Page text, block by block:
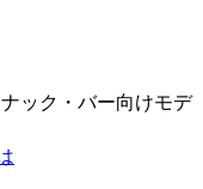
ック・バー向けモデ